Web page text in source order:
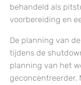
behandeld als
voorbereiding en
De planning van
tijdens de
planning van het
geconcentreerder.